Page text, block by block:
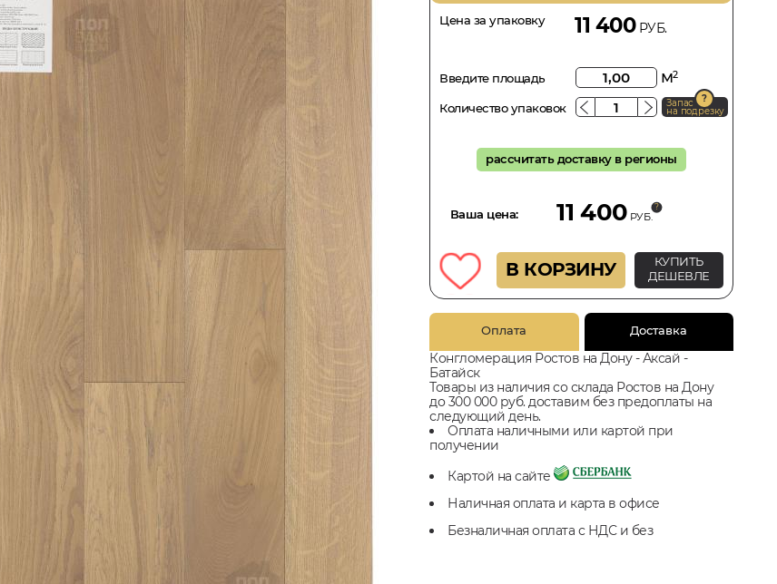
Цена за упаковку 11 400РУБ.
Введите площадь м2
Количество упаковок Запас
на подрезку
рассчитать доставку в регионы
Ваша цена: 11 400 РУБ.
В КОРЗИНУ
КУПИТЬ
ДЕШЕВЛЕ
Оплата Доставка
Конгломерация Ростов на Дону - Аксай -
Батайск
Товары из наличия со склада Ростов на Дону
до 300 000 руб. доставим без предоплаты на
следующий день.
Оплата наличными или картой при
получении
Картой на сайте
Наличная оплата и карта в офисе
Безналичная оплата с НДС и без